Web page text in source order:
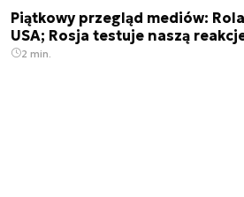
Piątkowy przegląd mediów:
USA; Rosja testuje naszą
2 min.